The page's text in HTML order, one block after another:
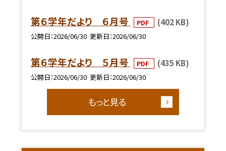
第６学年だより ６月号 PDF (402 KB)
公開日 2026/06/30 更新日 2026/06/30
第６学年だより ５月号 PDF (435 KB)
公開日 2026/06/30 更新日 2026/06/30
もっと見る